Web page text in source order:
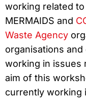
working related
MERMAIDS and
Waste Agency
organisations
working in issues
aim of this
currently working